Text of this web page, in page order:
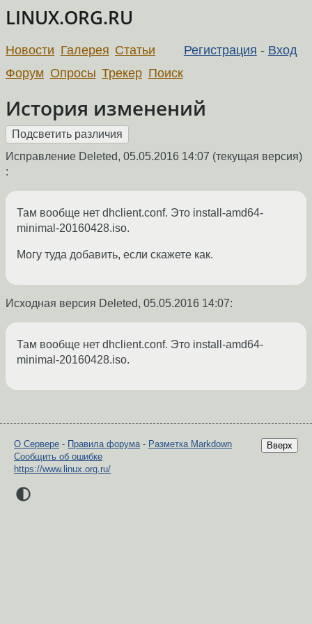
LINUX.ORG.RU
Регистрация - Вход
Новости Галерея Статьи
Форум Опросы Трекер Поиск
История изменений
Исправление Deleted, 05.05.2016 14:07 (текущая версия)
:
Там вообще нет dhclient.conf. Это install-amd64-
minimal-20160428.iso.
Могу туда добавить, если скажете как.
Исходная версия Deleted, 05.05.2016 14:07:
Там вообще нет dhclient.conf. Это install-amd64-
minimal-20160428.iso.
Вверх
О Сервере - Правила форума- Разметка Markdown
Сообщить об ошибке
https://www.linux.org.ru/